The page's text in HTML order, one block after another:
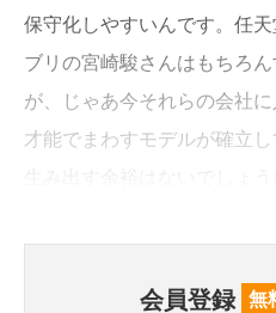
保守化しやすいんです。任
ブリの宮崎駿さんはもちろ
が、じゃあ今それらの会社
才能でまわすモデルが確立
会員登録 無